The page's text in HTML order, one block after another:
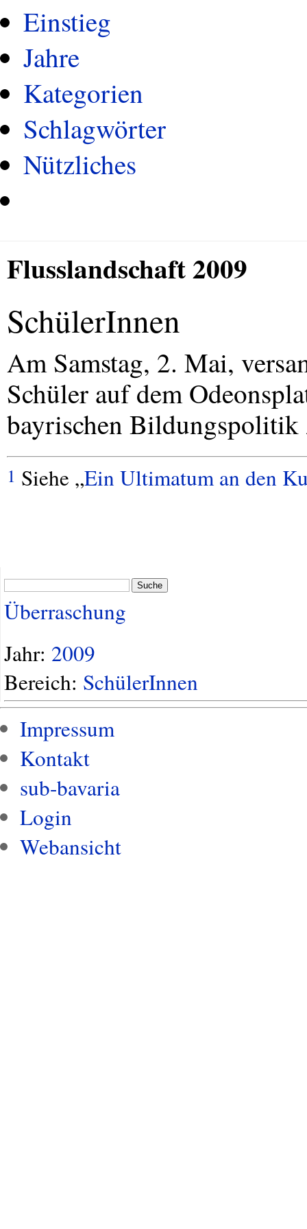
Einstieg
Jahre
Kategorien
Schlagwörter
Nützliches
Flusslandschaft 2009
SchülerInnen
Am Samstag, 2. Mai,
Schüler auf dem
bayrischen
1 Siehe „Ein Ultimatum an den
Suche
Überraschung
Jahr: 2009
Bereich: SchülerInnen
Impressum
Kontakt
sub-bavaria
Login
Webansicht